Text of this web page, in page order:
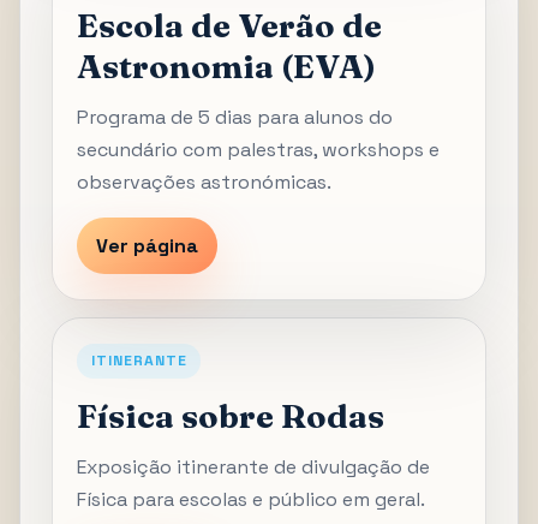
Escola de Verão de
Astronomia (EVA)
Programa de 5 dias para alunos do
secundário com palestras, workshops e
observações astronómicas.
Ver página
ITINERANTE
Física sobre Rodas
Exposição itinerante de divulgação de
Física para escolas e público em geral.